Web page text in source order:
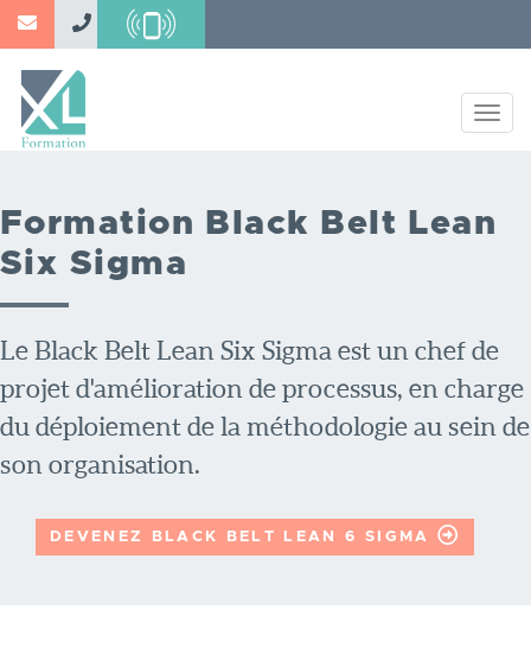
Aller
principal
Formation Black Belt Lean
Six Sigma
Le Black Belt Lean Six Sigma est un chef de
projet d'amélioration de processus, en charge
du déploiement de la méthodologie au sein de
son organisation.
DEVENEZ BLACK BELT LEAN 6 SIGMA